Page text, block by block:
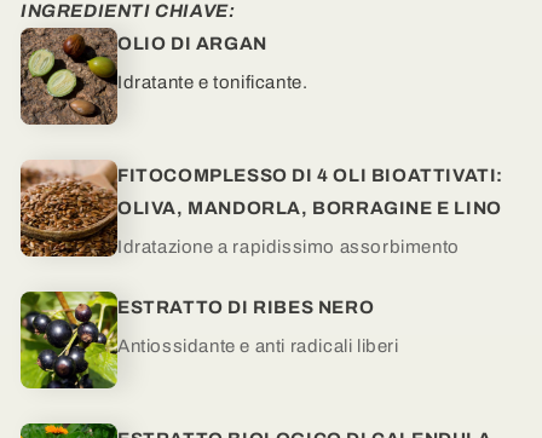
INGREDIENTI CHIAVE:
OLIO DI ARGAN
Idratante e tonificante.
FITOCOMPLESSO DI 4 OLI BIOATTIVATI:
OLIVA, MANDORLA, BORRAGINE E LINO
Idratazione a rapidissimo assorbimento
ESTRATTO DI RIBES NERO
Antiossidante e anti radicali liberi